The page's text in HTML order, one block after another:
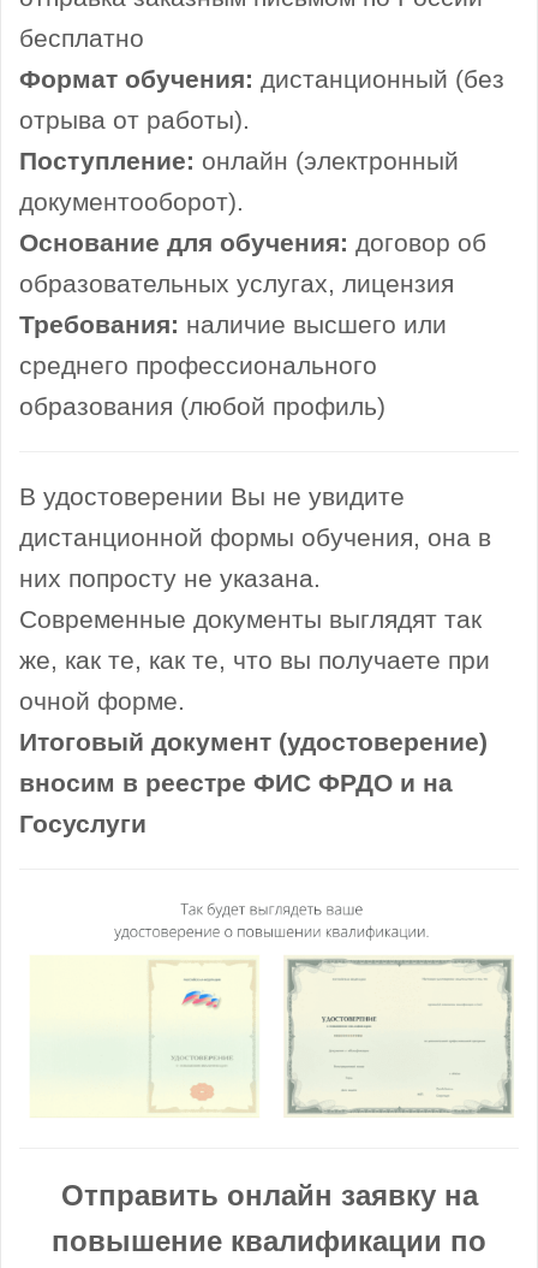
бесплатно
Формат обучения: дистанционный (без
отрыва от работы).
Поступление: онлайн (электронный
документооборот).
Основание для обучения: договор об
образовательных услугах, лицензия
Требования: наличие высшего или
среднего профессионального
образования (любой профиль)
В удостоверении Вы не увидите
дистанционной формы обучения, она в
них попросту не указана.
Современные документы выглядят так
же, как те, как те, что вы получаете при
очной форме.
Итоговый документ (удостоверение)
вносим в реестре ФИС ФРДО и на
Госуслуги
Отправить онлайн заявку на
повышение квалификации по